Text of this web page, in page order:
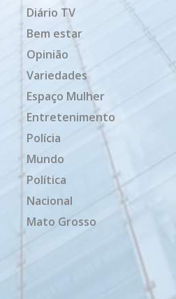
Diário TV
Bem estar
Opinião
Variedades
Espaço Mulher
Entretenimento
Polícia
Mundo
Política
Nacional
Mato Grosso